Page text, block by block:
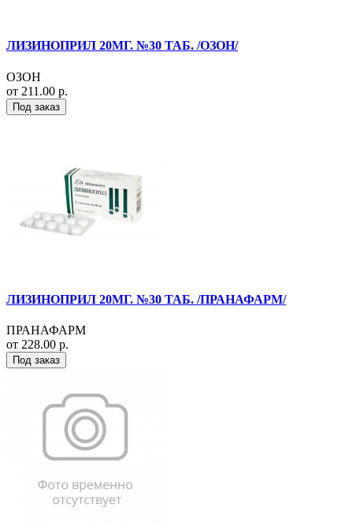
ЛИЗИНОПРИЛ 20МГ. №30 ТАБ. /ОЗОН/
ОЗОН
от 211.00 р.
Под заказ
ЛИЗИНОПРИЛ 20МГ. №30 ТАБ. /ПРАНАФАРМ/
ПРАНАФАРМ
от 228.00 р.
Под заказ